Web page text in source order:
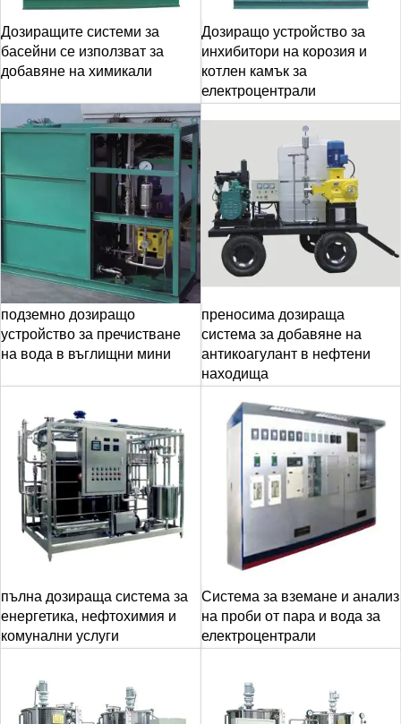
Дозиращите системи за
басейни се използват за
добавяне на химикали
Дозиращо устройство за
инхибитори на корозия и
котлен камък за
електроцентрали
подземно дозиращо
устройство за пречистване
на вода в въглищни мини
преносима дозираща
система за добавяне на
антикоагулант в нефтени
находища
пълна дозираща система за
енергетика, нефтохимия и
комунални услуги
Система за вземане и анализ
на проби от пара и вода за
електроцентрали